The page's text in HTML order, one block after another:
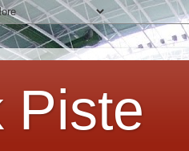
Piste